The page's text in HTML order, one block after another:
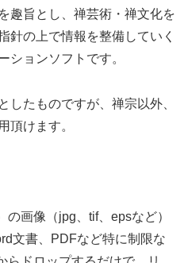
趣旨とし、禅芸術・禅文化を
針の上で情報を整備していく
ションソフトです。
したものですが、禅宗以外、
頂けます。
画像（jpg、tif、epsなど）
文書、PDFなど特に制限な